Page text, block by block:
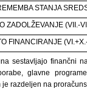
STANJA
ZADOLŽEVANJE (VII.-
FINANCIRANJE
sestavljajo finančni
glavne
razdeljen na